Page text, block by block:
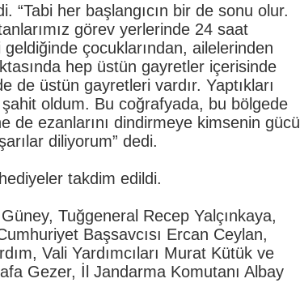
“Tabi her başlangıcın bir de sonu olur.
görev yerlerinde 24 saat
çocuklarından, ailelerinden
hep üstün gayretler içerisinde
de üstün gayretleri vardır. Yaptıkları
şahit oldum. Bu coğrafyada, bu bölgede
de ezanlarını dindirmeye kimsenin gücü
diliyorum” dedi.
takdim edildi.
Tuğgeneral Recep Yalçınkaya,
Başsavcısı Ercan Ceylan,
Vali Yardımcıları Murat Kütük ve
Gezer, İl Jandarma Komutanı Albay